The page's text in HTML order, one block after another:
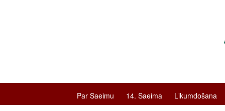
Par Saeimu 14. Saeima Likumdošana